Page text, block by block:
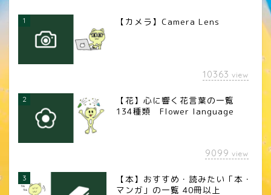
1 【カメラ】Camera Lens
10363 view
2
【花】心に響く花言葉の一覧
134種類 Flower language
9099 view
3
【本】おすすめ・読みたい「本・
マンガ」の一覧 40冊以上